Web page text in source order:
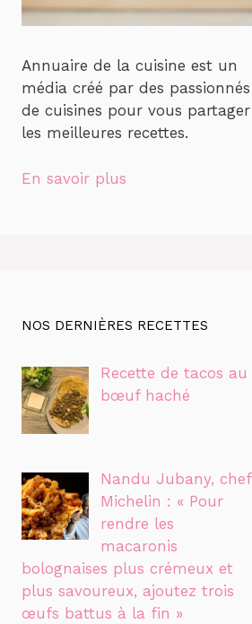
Annuaire de la cuisine est un
média créé par des passionnés
de cuisines pour vous partager
les meilleures recettes.
En savoir plus
NOS DERNIÈRES RECETTES
Recette de tacos au
bœuf haché
Nandu Jubany, chef
Michelin : « Pour
rendre les
macaronis
bolognaises plus crémeux et
plus savoureux, ajoutez trois
œufs battus à la fin »